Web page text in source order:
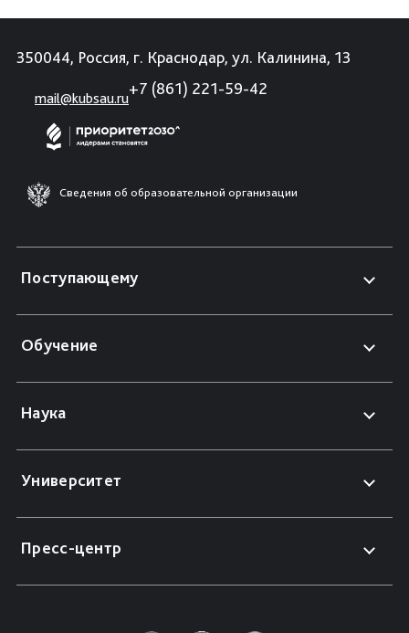
350044, Россия, г. Краснодар, ул. Калинина, 13
mail@kubsau.ru
+7 (861) 221-59-42
Сведения об образовательной организации
Поступающему
Обучение
Наука
Университет
Пресс-центр